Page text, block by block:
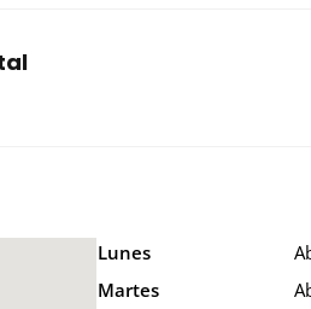
Lunes
Martes